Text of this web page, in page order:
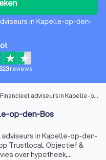
in Kapelle-op-den-
reviews
Financieel adviseurs in Kapelle-op-den-Bos Nieuwenrode
op-den-Bos
in Kapelle-op-den-
Trustlocal. Objectief &
over hypotheek,